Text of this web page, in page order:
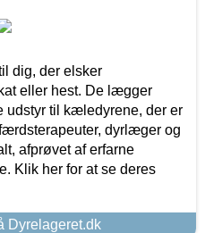
dig, der elsker
eller hest. De lægger
udstyr til kæledyrene, der er
dyrlæger og
afprøvet af erfarne
Klik her for at se deres
Dyrelageret.dk